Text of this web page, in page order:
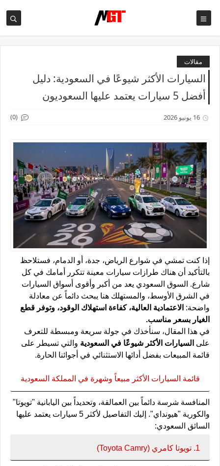
مقالات
السيارات الأكثر شيوعًا في السعودية: دليل
أفضل 5 سيارات يعتمد عليها السعوديون
16 يونيو 2026 (0)
إذا كنت تمشي في شوارع الرياض، جدة، أو الدمام، فستلاحظ
بالتأكيد أن هناك طرازات سيارات معينة تتكرر أمامك في كل
شارع. السوق السعودي يعد من أكبر وأقوى أسواق السيارات
في الشرق الأوسط، والمستهلك هنا يبحث دائماً عن معادلة
واضحة: الاعتمادية العالية، كفاءة استهلاك الوقود، وتوفر قطع
الغيار بسعر مناسب.
في هذا المقال، سنأخذك في جولة سريعة ومبسطة للتعرف
على السيارات الأكثر شيوعًا في السعودية والتي تسيطر على
قائمة المبيعات بفضل أدائها الاستثنائي في أجوائنا الحارة.
قائمة السيارات الأكثر مبيعاً وشهرة في المملكة السعودية
المنافسة شرسة دائماً بين العمالقة، وتحديداً بين اليابانية "تويوتا"
والكورية "هيونداي". إليك التفاصيل لأكثر 5 سيارات يعتمد عليها
السائق السعودي:
1. تويوتا كامري (Toyota Camry)